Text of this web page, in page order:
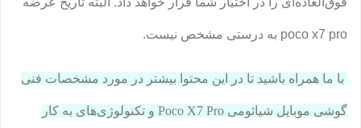
poco x7 pro به درستی مشخص نیست.
با ما همراه باشید تا در این محتوا بیشتر در مورد مشخصات فنی
گوشی موبایل شیائومی Poco X7 Pro و تکنولوژی‌های به کار